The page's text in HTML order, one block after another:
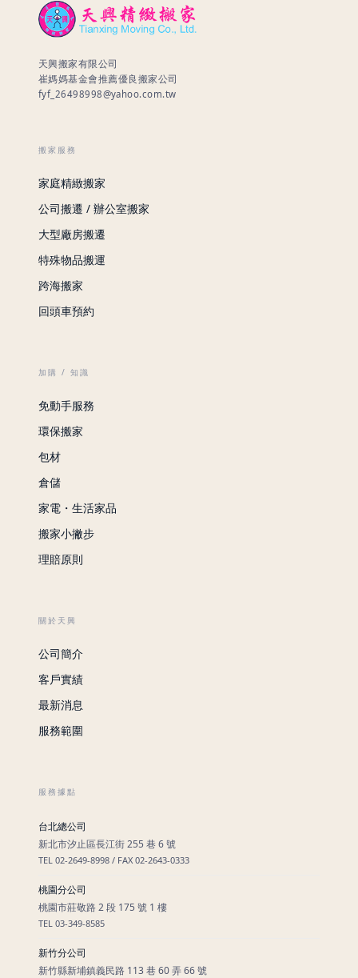
天興搬家有限公司
崔媽媽基金會推薦優良搬家公司
fyf_26498998@yahoo.com.tw
搬家服務
家庭精緻搬家
公司搬遷 / 辦公室搬家
大型廠房搬遷
特殊物品搬運
跨海搬家
回頭車預約
加購 / 知識
免動手服務
環保搬家
包材
倉儲
家電・生活家品
搬家小撇步
理賠原則
關於天興
公司簡介
客戶實績
最新消息
服務範圍
服務據點
台北總公司
新北市汐止區長江街 255 巷 6 號
TEL 02-2649-8998 / FAX 02-2643-0333
桃園分公司
桃園市莊敬路 2 段 175 號 1 樓
TEL 03-349-8585
新竹分公司
新竹縣新埔鎮義民路 113 巷 60 弄 66 號